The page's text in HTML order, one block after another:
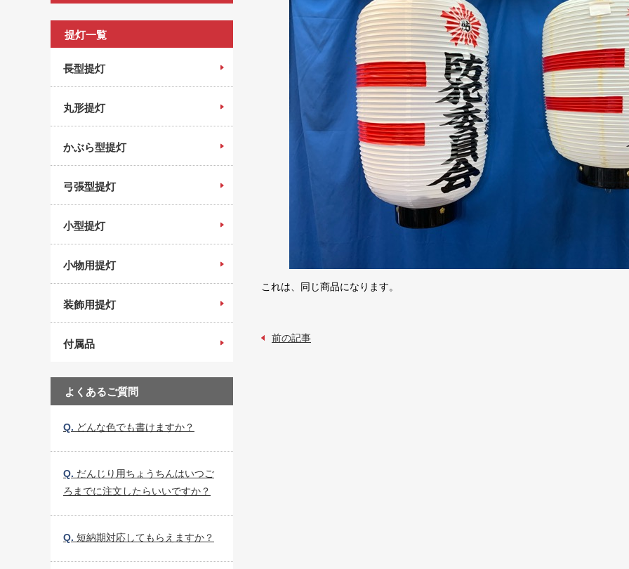
これは、同じ商品になります。
前の記事
提灯一覧
長型提灯
丸形提灯
かぶら型提灯
弓張型提灯
小型提灯
小物用提灯
装飾用提灯
付属品
よくあるご質問
Q. どんな色でも書けますか？
Q. だんじり用ちょうちんはいつご
ろまでに注文したらいいですか？
Q. 短納期対応してもらえますか？